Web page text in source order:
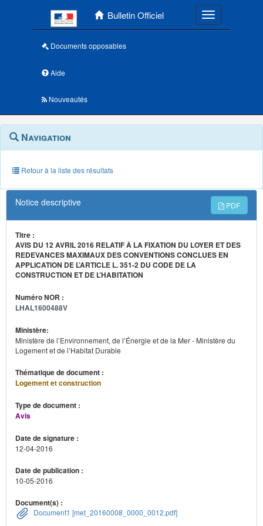
Bulletin Officiel Toggle
Documents opposables
Aide
Nouveautés
Navigation
outils
annexes
Menu
contextuel
Navigation
Retour à la liste des résultats
Notice descriptive PDF
Titre :
AVIS DU 12 AVRIL 2016 RELATIF À LA FIXATION DU LOYER ET DES
REDEVANCES MAXIMAUX DES CONVENTIONS CONCLUES EN
APPLICATION DE L’ARTICLE L. 351-2 DU CODE DE LA
CONSTRUCTION ET DE L’HABITATION
Numéro NOR :
LHAL1600488V
Ministère:
Ministère de l’Environnement, de l’Énergie et de la Mer - Ministère du
Logement et de l’Habitat Durable
Thématique de document :
Logement et construction
Type de document :
Avis
Date de signature :
12-04-2016
Date de publication :
10-05-2016
Document(s) :
Document1 [met_20160008_0000_0012.pdf]